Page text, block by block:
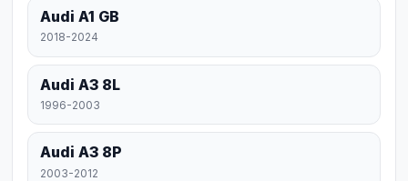
Audi A1 GB
2018-2024
Audi A3 8L
1996-2003
Audi A3 8P
2003-2012